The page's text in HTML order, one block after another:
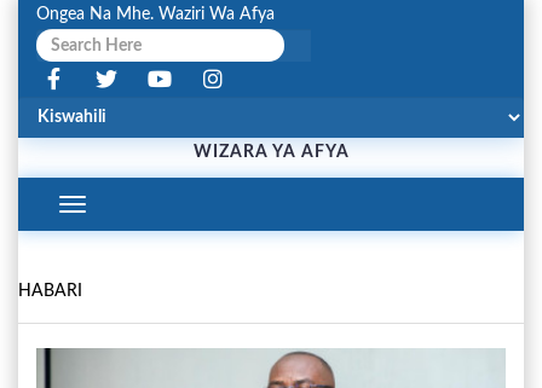
Ongea Na Mhe. Waziri Wa Afya
WIZARA YA AFYA
Toggle
Navigation
HABARI